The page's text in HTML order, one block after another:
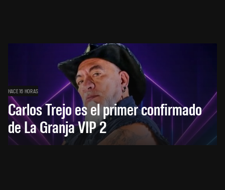
HACE 16 HORAS
Carlos Trejo es el primer confirmado
de La Granja VIP 2